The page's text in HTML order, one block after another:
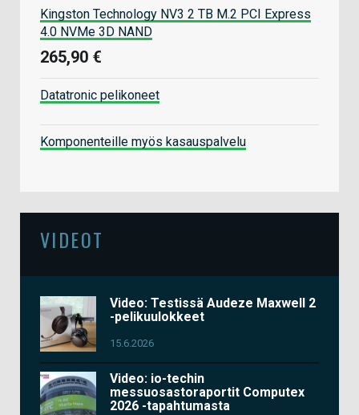
Kingston Technology NV3 2 TB M.2 PCI Express
4.0 NVMe 3D NAND
265,90 €
Datatronic pelikoneet
Komponenteille myös kasauspalvelu
VIDEOT
Video: Testissä Audeze Maxwell 2
-pelikuulokkeet
15.6.2026
Video: io-techin
messuosastoraportit Computex
2026 -tapahtumasta